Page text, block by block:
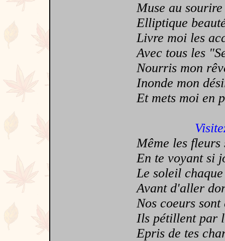
Muse au sourire
Elliptique
Livre moi les
Avec tous les
Nourris mon
Inonde mon
Et mets moi en
Même les fleurs
En te voyant si
Le soleil chaque
Avant d'aller
Nos coeurs sont
Ils pétillent par
Epris de tes